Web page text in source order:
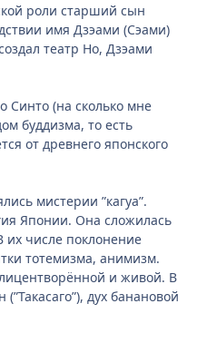
роли старший сын
имя Дзэами (Сэами)
театр Но, Дзэами
Синто (на сколько мне
буддизма, то есть
от древнего японского
мистерии ”кагуа”.
Японии. Она сложилась
их числе поклонение
тотемизма, анимизм.
и живой. В
дух банановой